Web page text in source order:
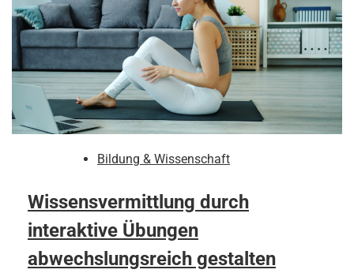
Bildung & Wissenschaft
Wissensvermittlung durch
interaktive Übungen
abwechslungsreich gestalten